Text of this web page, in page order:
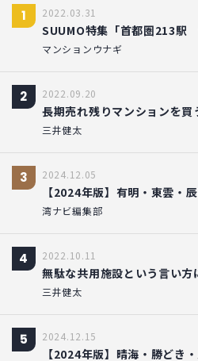
1 2022.03.31
SUUMO特集「首都圏213駅
マンションウナギ
2 2022.09.20
長期売れ残りマンションを買
三井健太
3 2024.12.05
【2024年版】有明・東雲・
湾ナビ編集部
4 2022.10.11
無駄な共用施設という言い方
三井健太
5 2024.12.15
【2024年版】晴海・勝どき